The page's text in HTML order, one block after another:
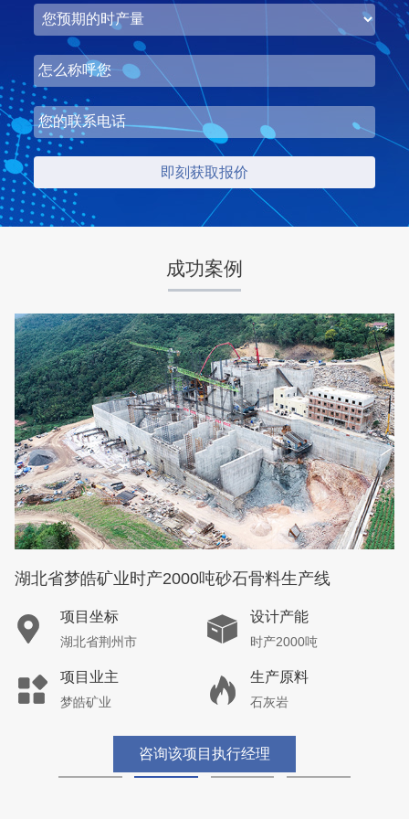
成功案例
湖北省中昇东浩荆门建材时产500-600吨机制砂项目
项目坐标
湖北省荆门市
设计产能
时产500-600吨
项目业主
中昇东浩荆门建材
生产原料
石灰石
咨询该项目执行经理
湖北省梦皓矿业时产2000吨砂石骨料生产线
项目坐标
湖北省荆州市
设计产能
时产2000吨
项目业主
梦皓矿业
生产原料
石灰岩
咨询该项目执行经理